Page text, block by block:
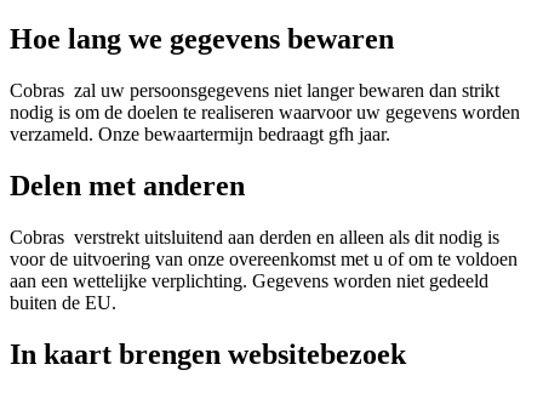
Hoe lang we gegevens bewaren
Cobras zal uw persoonsgegevens niet langer bewaren dan strikt
nodig is om de doelen te realiseren waarvoor uw gegevens worden
verzameld. Onze bewaartermijn bedraagt gfh jaar.
Delen met anderen
Cobras verstrekt uitsluitend aan derden en alleen als dit nodig is
voor de uitvoering van onze overeenkomst met u of om te voldoen
aan een wettelijke verplichting. Gegevens worden niet gedeeld
buiten de EU.
In kaart brengen websitebezoek